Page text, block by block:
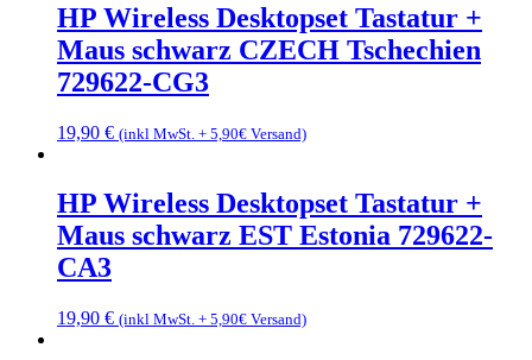
HP Wireless Desktopset Tastatur +
Maus schwarz CZECH Tschechien
729622-CG3
19,90 € (inkl MwSt. + 5,90€ Versand)
HP Wireless Desktopset Tastatur +
Maus schwarz EST Estonia 729622-
CA3
19,90 € (inkl MwSt. + 5,90€ Versand)